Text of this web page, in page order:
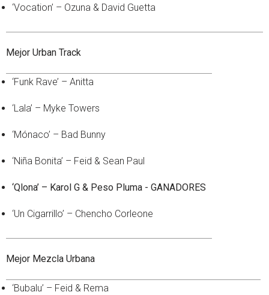
‘Vocation’ – Ozuna & David Guetta
Mejor Urban Track
‘Funk Rave’ – Anitta
‘Lala’ – Myke Towers
‘Mónaco’ – Bad Bunny
‘Niña Bonita’ – Feid & Sean Paul
‘Qlona’ – Karol G & Peso Pluma - GANADORES
‘Un Cigarrillo’ – Chencho Corleone
Mejor Mezcla Urbana
‘Bubalu’ – Feid & Rema